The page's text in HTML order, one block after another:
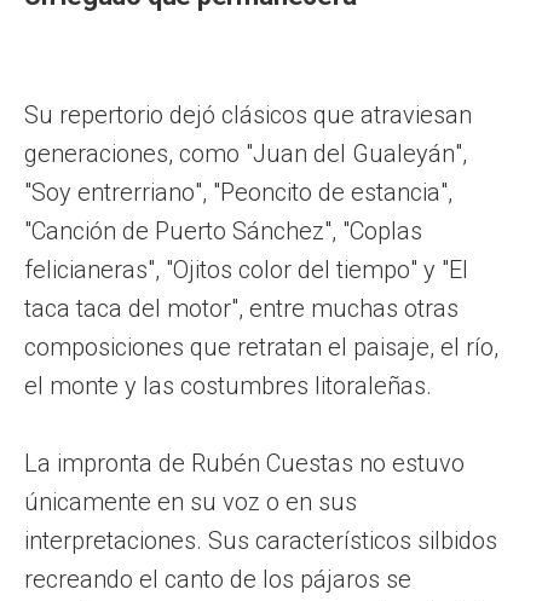
Su repertorio dejó clásicos que atraviesan
generaciones, como "Juan del Gualeyán",
"Soy entrerriano", "Peoncito de estancia",
"Canción de Puerto Sánchez", "Coplas
felicianeras", "Ojitos color del tiempo" y "El
taca taca del motor", entre muchas otras
composiciones que retratan el paisaje, el río,
el monte y las costumbres litoraleñas.
La impronta de Rubén Cuestas no estuvo
únicamente en su voz o en sus
interpretaciones. Sus característicos silbidos
recreando el canto de los pájaros se